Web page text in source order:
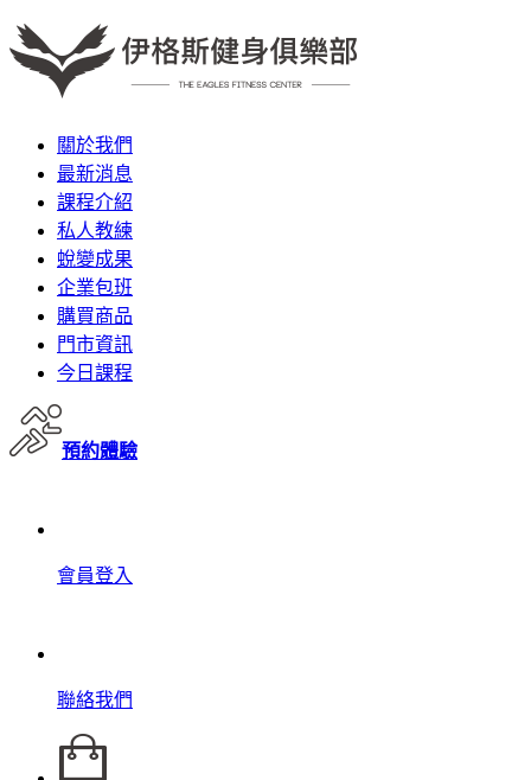
關於我們
最新消息
課程介紹
私人教練
蛻變成果
企業包班
購買商品
門市資訊
今日課程
預約體驗
會員登入
聯絡我們